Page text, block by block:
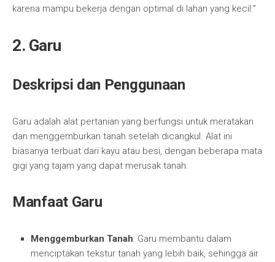
karena mampu bekerja dengan optimal di lahan yang kecil.”
2. Garu
Deskripsi dan Penggunaan
Garu adalah alat pertanian yang berfungsi untuk meratakan
dan menggemburkan tanah setelah dicangkul. Alat ini
biasanya terbuat dari kayu atau besi, dengan beberapa mata
gigi yang tajam yang dapat merusak tanah.
Manfaat Garu
Menggemburkan Tanah: Garu membantu dalam
menciptakan tekstur tanah yang lebih baik, sehingga air